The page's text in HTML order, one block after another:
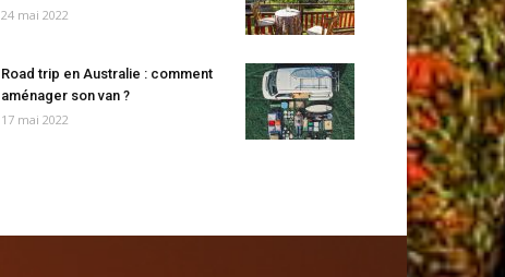
24 mai 2022
Road trip en Australie : comment
aménager son van ?
17 mai 2022